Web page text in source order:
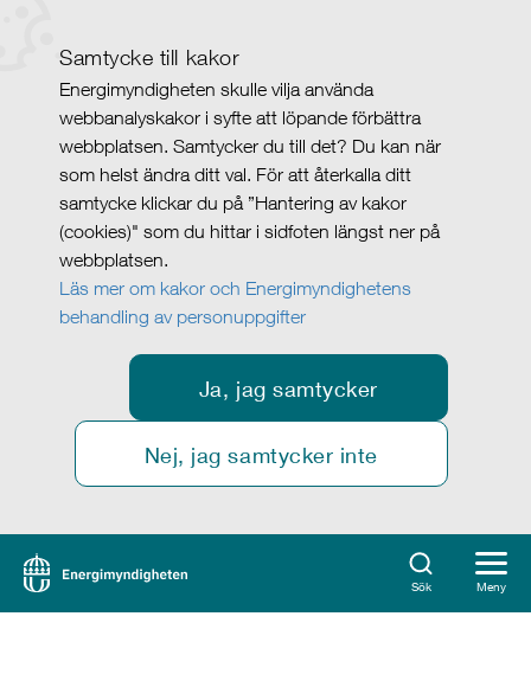
Samtycke till kakor
Energimyndigheten skulle vilja använda
webbanalyskakor i syfte att löpande förbättra
webbplatsen. Samtycker du till det? Du kan när
som helst ändra ditt val. För att återkalla ditt
samtycke klickar du på ”Hantering av kakor
(cookies)" som du hittar i sidfoten längst ner på
webbplatsen.
Läs mer om kakor och Energimyndighetens
behandling av personuppgifter
Ja, jag samtycker
Nej, jag samtycker inte
Sök Meny